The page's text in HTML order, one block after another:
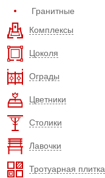
Гранитные
Комплексы
Цоколя
Ограды
Цветники
Столики
Лавочки
Тротуарная плитка